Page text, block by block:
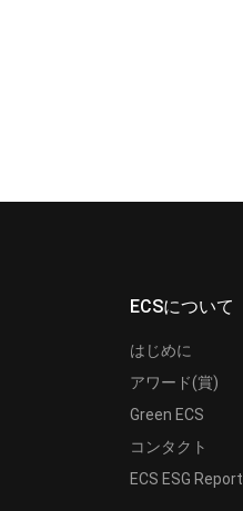
ECSについて
はじめに
アワード(賞)
Green ECS
コンタクト
ECS ESG Report